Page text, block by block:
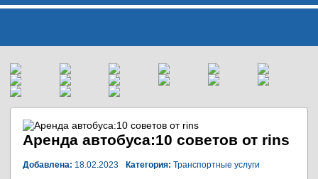
Аренда автобуса:10 советов от rins
Добавлена: 18.02.2023 Категория: Транспортные услуги